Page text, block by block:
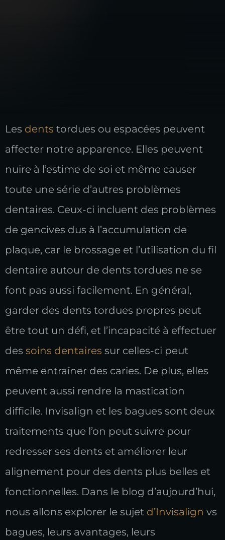
Les dents tordues ou espacées peuvent
affecter notre apparence. Elles peuvent
nuire à l’estime de soi et même causer
toute une série d’autres problèmes
dentaires. Ceux-ci incluent des problèmes
de gencives dus à l’accumulation de
plaque, car le brossage et l’utilisation du fil
dentaire autour de dents tordues ne se
font pas aussi facilement. En général,
garder des dents tordues propres peut
être tout un défi, et l’incapacité à effectuer
des soins dentaires sur celles-ci peut
même entraîner des caries. De plus, elles
peuvent aussi rendre la mastication
difficile. Invisalign et les bagues sont deux
traitements que l’on peut suivre pour
redresser ses dents et améliorer leur
alignement pour des dents plus belles et
fonctionnelles. Dans le blog d’aujourd’hui,
nous allons explorer le sujet d’Invisalign vs
bagues, leurs avantages, leurs